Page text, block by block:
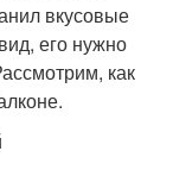
вкусовые
его нужно
как